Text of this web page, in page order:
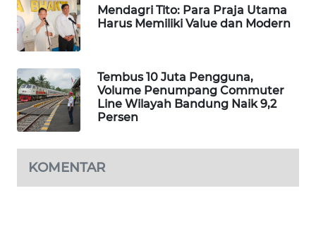
Mendagri Tito: Para Praja Utama
Harus Memiliki Value dan Modern
Tembus 10 Juta Pengguna,
Volume Penumpang Commuter
Line Wilayah Bandung Naik 9,2
Persen
KOMENTAR
KRT
NEWS
KARING
NEWS
JURNAL
MARITIM